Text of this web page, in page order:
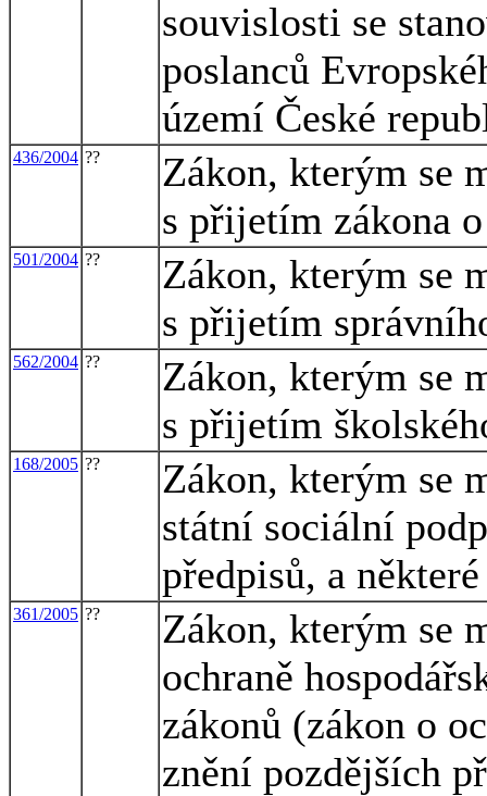
souvislosti se
poslanců
území České
436/2004 ??
Zákon, kterým se
s přijetím zákona
501/2004 ??
Zákon, kterým se
s přijetím
562/2004 ??
Zákon, kterým se
s přijetím
168/2005 ??
Zákon, kterým se
státní sociální
předpisů, a
361/2005 ??
Zákon, kterým se
ochraně
zákonů (zákon o
znění pozdějších